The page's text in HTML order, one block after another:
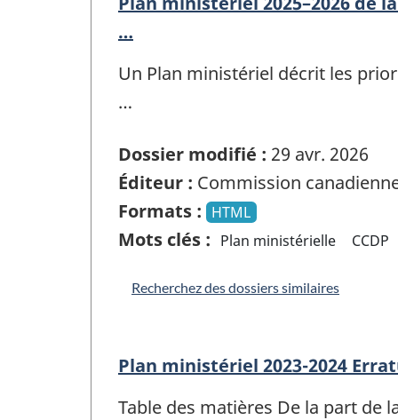
…
Un Plan ministériel décrit les
…
Dossier modifié : 29 avr. 2026
Éditeur : Commission
Formats : HTML
Mots clés : Plan ministérielle CCDP
Recherchez des dossiers similaires
Plan ministériel 2023-2024
Table des matières De la part de